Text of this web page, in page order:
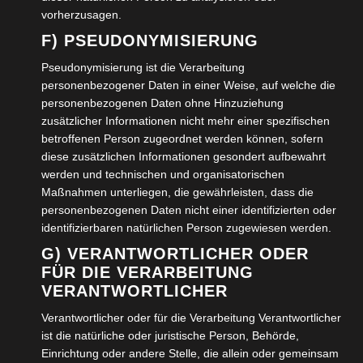
Wolfenbütteler Denkmäler und
Skulpturen „Jüdisches Denkmal“
6. NOVEMBER 2023
CHRISTIANA FULDE
KOMMENTAR SCHREIBEN
Ein Jüdisches Denkmal am Harztorplatz, unweit des
Bahnhofs, erinnert seit 2006 an die Wolfenbütteler
Juden …………….
WEITERLESEN →
vorherzusagen.
F) PSEUDONYMISIERUNG
Pseudonymisierung ist die Verarbeitung
personenbezogener Daten in einer Weise, auf welche die
personenbezogenen Daten ohne Hinzuziehung
zusätzlicher Informationen nicht mehr einer spezifischen
betroffenen Person zugeordnet werden können, sofern
diese zusätzlichen Informationen gesondert aufbewahrt
werden und technischen und organisatorischen
Maßnahmen unterliegen, die gewährleisten, dass die
personenbezogenen Daten nicht einer identifizierten oder
identifizierbaren natürlichen Person zugewiesen werden.
G) VERANTWORTLICHER ODER
FÜR DIE VERARBEITUNG
VERANTWORTLICHER
Verantwortlicher oder für die Verarbeitung Verantwortlicher
ist die natürliche oder juristische Person, Behörde,
Einrichtung oder andere Stelle, die allein oder gemeinsam